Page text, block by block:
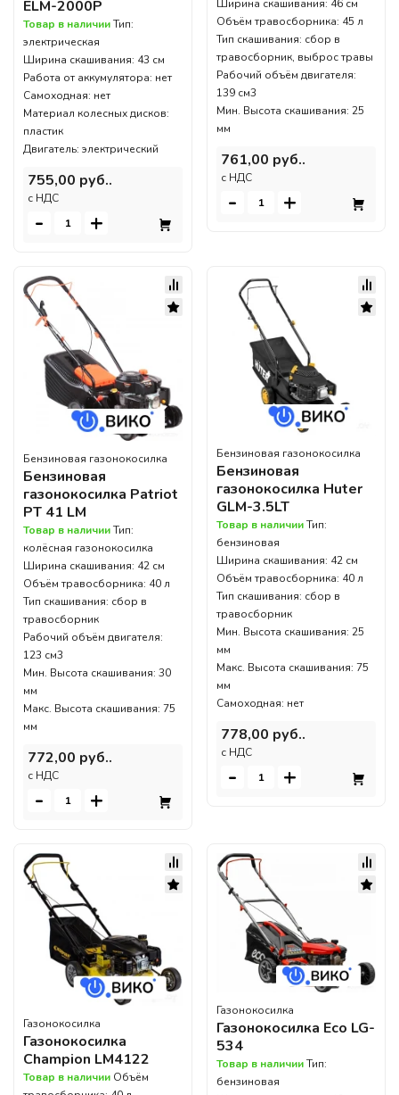
ELM-2000P
Товар в наличииТип:
электрическая
Ширина скашивания: 43 см
Работа от аккумулятора: нет
Самоходная: нет
Материал колесных дисков:
пластик
Двигатель: электрический
755,00 руб..
c НДС
- +
Ширина скашивания: 46 см
Объём травосборника: 45 л
Тип скашивания: сбор в
травосборник, выброс травы
Рабочий объём двигателя:
139 см3
Мин. Высота скашивания: 25
мм
761,00 руб..
c НДС
- +
Бензиновая газонокосилка
Бензиновая
газонокосилка Patriot
PT 41 LM
Товар в наличииТип:
колёсная газонокосилка
Ширина скашивания: 42 см
Объём травосборника: 40 л
Тип скашивания: сбор в
травосборник
Рабочий объём двигателя:
123 см3
Мин. Высота скашивания: 30
мм
Макс. Высота скашивания: 75
мм
772,00 руб..
c НДС
- +
Бензиновая газонокосилка
Бензиновая
газонокосилка Huter
GLM-3.5LT
Товар в наличииТип:
бензиновая
Ширина скашивания: 42 см
Объём травосборника: 40 л
Тип скашивания: сбор в
травосборник
Мин. Высота скашивания: 25
мм
Макс. Высота скашивания: 75
мм
Самоходная: нет
778,00 руб..
c НДС
- +
Газонокосилка
Газонокосилка
Champion LM4122
Товар в наличии Объём
Газонокосилка
Газонокосилка Eco LG-
534
Товар в наличииТип:
бензиновая